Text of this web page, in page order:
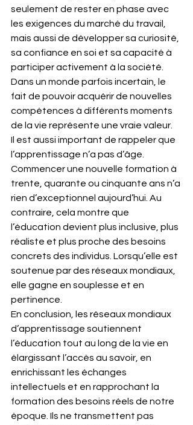
seulement de rester en phase avec
les exigences du marché du travail,
mais aussi de développer sa curiosité,
sa confiance en soi et sa capacité à
participer activement à la société.
Dans un monde parfois incertain, le
fait de pouvoir acquérir de nouvelles
compétences à différents moments
de la vie représente une vraie valeur.
Il est aussi important de rappeler que
l’apprentissage n’a pas d’âge.
Commencer une nouvelle formation à
trente, quarante ou cinquante ans n’a
rien d’exceptionnel aujourd’hui. Au
contraire, cela montre que
l’éducation devient plus inclusive, plus
réaliste et plus proche des besoins
concrets des individus. Lorsqu’elle est
soutenue par des réseaux mondiaux,
elle gagne en souplesse et en
pertinence.
En conclusion, les réseaux mondiaux
d’apprentissage soutiennent
l’éducation tout au long de la vie en
élargissant l’accès au savoir, en
enrichissant les échanges
intellectuels et en rapprochant la
formation des besoins réels de notre
époque. Ils ne transmettent pas